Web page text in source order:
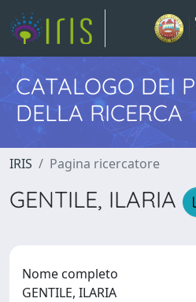
CATALOGO DEI
DELLA RICERCA
IRIS Pagina ricercatore
GENTILE, ILARIA
Nome completo
GENTILE, ILARIA